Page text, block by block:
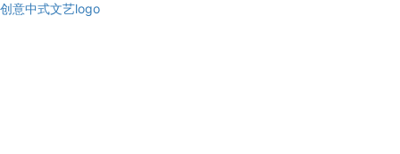
创意中式文艺logo